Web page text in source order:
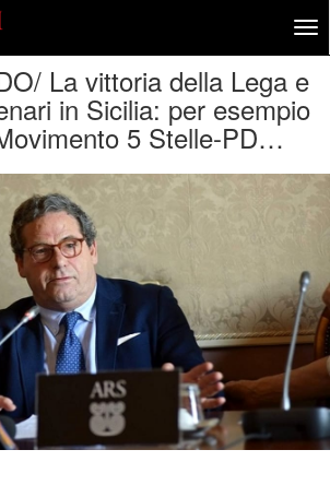
La vittoria della Lega e
in Sicilia: per esempio
5 Stelle-PD…